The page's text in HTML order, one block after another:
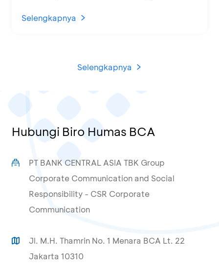
di KCU Tanjung Priok
Selengkapnya
Selengkapnya
Hubungi Biro Humas BCA
PT BANK CENTRAL ASIA TBK Group
Corporate Communication and Social
Responsibility - CSR Corporate
Communication
Jl. M.H. Thamrin No. 1 Menara BCA Lt. 22
Jakarta 10310